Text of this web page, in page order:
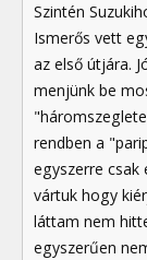
Szintén
Ismerős vett
az első útjára.
menjünk be
rendben a
egyszerre csak
vártuk hogy
láttam nem
egyszerűen